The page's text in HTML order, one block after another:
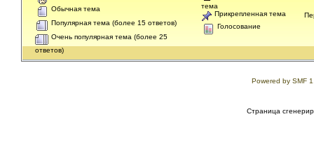
Обычная тема
Популярная тема (более 15 ответов)
Очень популярная тема (более 25
ответов)
тема
Прикрепленная тема
Голосование
Powered by SMF
Страница